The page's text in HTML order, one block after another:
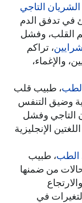
التاجي
في تدفق الدم
القلب، وفشل
، تراكم
والإغماء،
، طبيب قلب
وضيق التنفس
التاجي وفشل
الإنجليزية
الطب، طبيب
من ضمنها
في